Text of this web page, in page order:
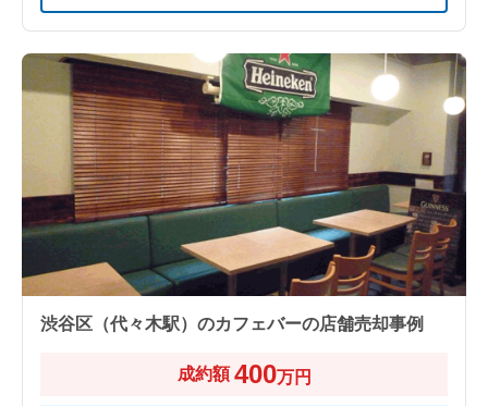
渋谷区（代々木駅）のカフェバーの店舗売却事例
成約額 400万円